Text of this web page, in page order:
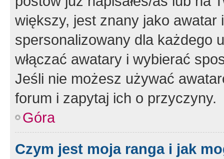
większy, jest znany jako
spersonalizowany dla każdego
włączać awatary i wybierać
Jeśli nie możesz używać
forum i zapytaj ich o przyczyny.
Góra
Czym jest moja ranga i jak